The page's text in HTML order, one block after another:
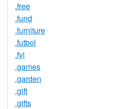
.free
.fund
.furniture
.futbol
.fyi
.games
.garden
.gift
.gifts